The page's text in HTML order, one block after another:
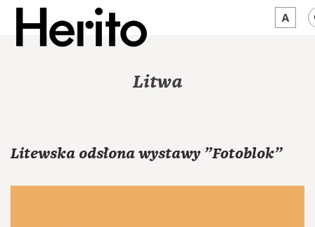
JĘZYK: PL
Litwa
Litewska odsłona wystawy "Fotoblok"